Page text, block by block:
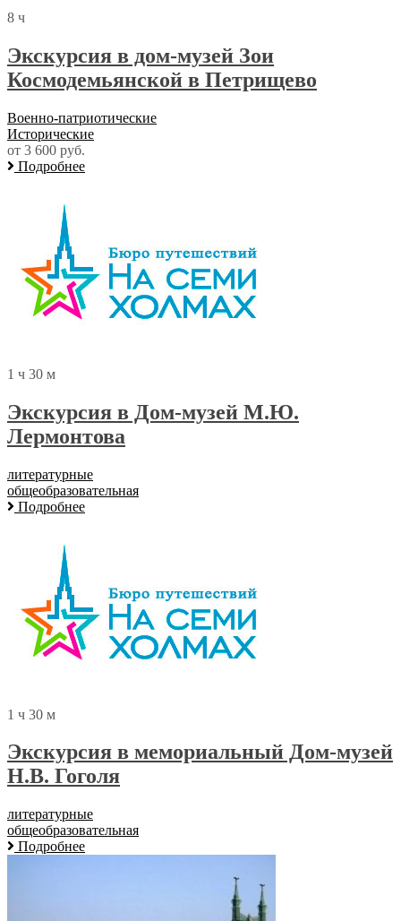
8 ч
Экскурсия в дом-музей Зои
Космодемьянской в Петрищево
Военно-патриотические
Исторические
от 3 600 руб.
Подробнее
1 ч 30 м
Экскурсия в Дом-музей М.Ю.
Лермонтова
литературные
общеобразовательная
Подробнее
1 ч 30 м
Экскурсия в мемориальный Дом-музей
Н.В. Гоголя
литературные
общеобразовательная
Подробнее